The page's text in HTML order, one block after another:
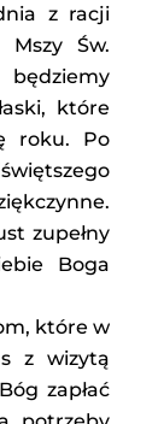
z racji
Św.
które
roku. Po
zupełny
Boga
które w
z wizytą
zapłać